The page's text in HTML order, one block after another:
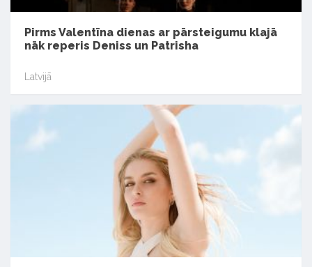
Pirms Valentīna dienas ar pārsteigumu klajā
nāk reperis Deniss un Patrisha
Latvijā